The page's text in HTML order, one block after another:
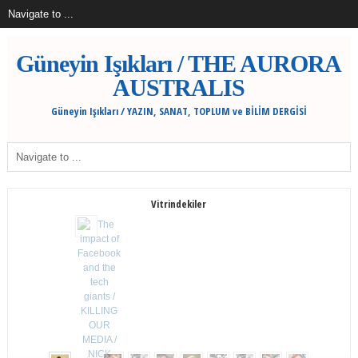
Güneyin Işıkları / THE AURORA
AUSTRALIS
Güneyin Işıkları / YAZIN, SANAT, TOPLUM ve BİLİM DERGİSİ
Vitrindekiler